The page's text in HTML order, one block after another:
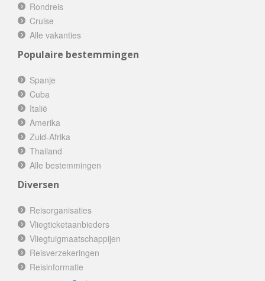
Rondreis
Cruise
Alle vakanties
Populaire bestemmingen
Spanje
Cuba
Italië
Amerika
Zuid-Afrika
Thailand
Alle bestemmingen
Diversen
Reisorganisaties
Vliegticketaanbieders
Vliegtuigmaatschappijen
Reisverzekeringen
Reisinformatie